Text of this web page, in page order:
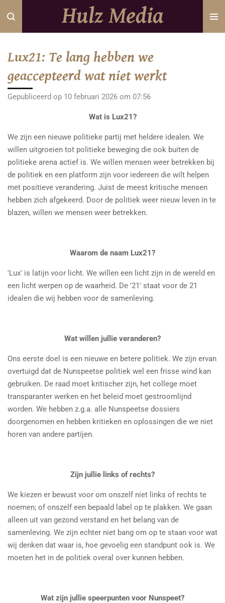
Ga
direct
hoofdinhoud
Hulz Media
Lux21: Te lang hebben we
geaccepteerd wat niet werkt
Gepubliceerd op 10 februari 2026 om 07:56
Wat is Lux21?
We zijn een nieuwe politieke partij met heldere idealen. We
willen uitgroeien tot politieke beweging die ook buiten de
politieke arena actief is. We willen mensen weer betrekken bij
de politiek en een platform zijn voor iedereen die wilt helpen
met positieve verandering. Juist de meest kritische mensen
hebben zich afgekeerd. Door de politiek weer nieuw leven in te
blazen, willen we mensen weer betrekken.
Waarom de naam Lux21?
'Lux' is latijn voor licht. We willen een licht zijn in de wereld en
een licht werpen op de waarheid. De '21' staat voor de 21
idealen die wij hebben voor de samenleving.
Wat willen jullie veranderen?
Ons eerste doel is een nieuwe en betere politiek. We zijn ervan
overtuigd dat de Nunspeetse politiek wel een frisse wind kan
gebruiken. De raad moet kritischer zijn, het college moet
transparanter werken en het beleid moet gestroomlijnd
worden. We hebben z.g.a. alle Nunspeetse dossiers
doorgenomen en hebben kritieken en oplossingen die we niet
horen van andere partijen.
Zijn jullie links of rechts?
We kiezen er bewust voor om onszelf niet links of rechts te
noemen; of onszelf een bepaald label op te plakken. We gaan
alleen uit van gezond verstand en het belang van de
samenleving. We zijn echter niet bang om op te staan voor wat
wij denken dat waar is, hoe gevoelig een standpunt ook is. We
moeten het in de politiek overal over kunnen hebben.
Wat zijn jullie speerpunten voor Nunspeet?